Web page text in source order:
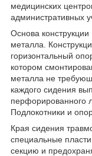
медицинских
административных
Основа
металла.
горизонтальный
котором
металла не
каждого сидения
перфорированного
Подлокотники и
Края сидения
специальные
секцию и